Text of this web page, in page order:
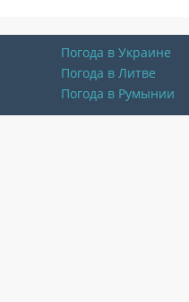
Погода в Украине
Погода в Литве
Погода в Румынии